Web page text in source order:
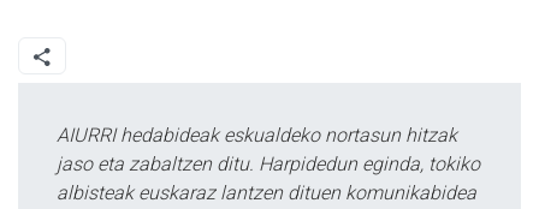
AIURRI hedabideak eskualdeko nortasun hitzak
jaso eta zabaltzen ditu. Harpidedun eginda, tokiko
albisteak euskaraz lantzen dituen komunikabidea